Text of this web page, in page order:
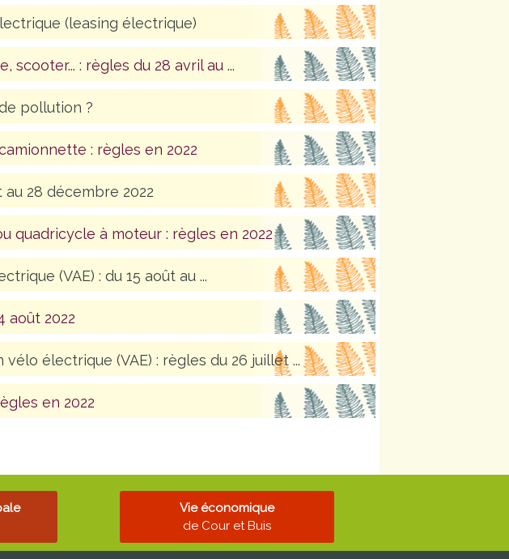
(leasing électrique)
scooter... : règles du 28 avril au ...
pollution ?
: règles en 2022
28 décembre 2022
quadricycle à moteur : règles en 2022
(VAE) : du 15 août au ...
août 2022
électrique (VAE) : règles du 26 juillet ...
en 2022
Vie économique
de Cour et Buis